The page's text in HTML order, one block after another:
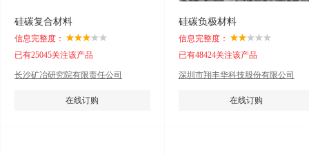
硅碳复合材料
信息完整度：
已有25045关注该产品
长沙矿冶研究院有限责任公司
在线订购
硅碳负极材料
信息完整度：
已有48424关注该产品
深圳市翔丰华科技股份有限公司
在线订购